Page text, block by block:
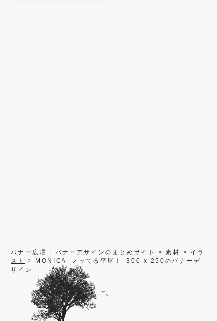
バナー広場 | バナーデザインのまとめサイト >素材 > イラ
スト
>
MONICA_ノッてる平屋！_300 x 250のバナーデ
ザイン